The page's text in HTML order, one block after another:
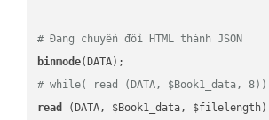
# Đang chuyển đổi HTML thành JSON
binmode
# while( read (DATA, $Book1_data,
read